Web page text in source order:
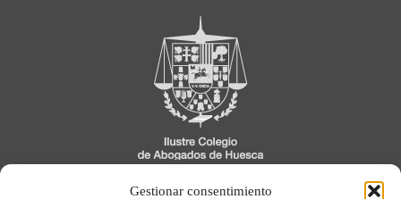
Gestionar consentimiento
C/ Cavia, 3, 1º